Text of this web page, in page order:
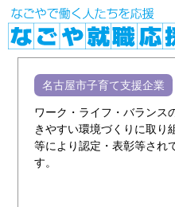
名古屋市子育て支援企業
ワーク・ライフ・バランス
きやすい環境づくりに取り
等により認定・表彰等され
す。